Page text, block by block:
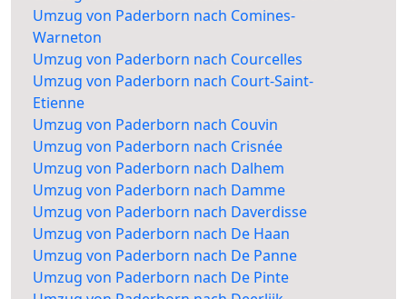
Umzug von Paderborn nach Comines-
Warneton
Umzug von Paderborn nach Courcelles
Umzug von Paderborn nach Court-Saint-
Etienne
Umzug von Paderborn nach Couvin
Umzug von Paderborn nach Crisnée
Umzug von Paderborn nach Dalhem
Umzug von Paderborn nach Damme
Umzug von Paderborn nach Daverdisse
Umzug von Paderborn nach De Haan
Umzug von Paderborn nach De Panne
Umzug von Paderborn nach De Pinte